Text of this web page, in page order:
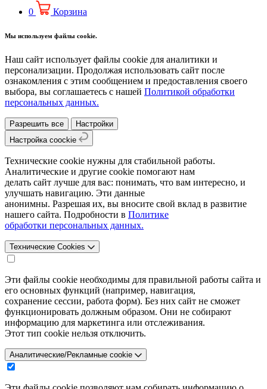
0
Корзина
Мы используем файлы cookie.
Наш сайт использует файлы cookie для аналитики и
персонализации. Продолжая использовать сайт после
ознакомления с этим сообщением и предоставления своего
выбора, вы соглашаетесь с нашей Политикой обработки
персональных данных.
Разрешить все
Настройки
Настройка coockie
Технические cookie нужны для стабильной работы.
Аналитические и другие cookie помогают нам
делать сайт лучше для вас: понимать, что вам интересно, и
улучшать навигацию. Эти данные
анонимны. Разрешая их, вы вносите свой вклад в развитие
нашего сайта. Подробности в Политике
обработки персональных данных.
Технические Cookies
Эти файлы cookie необходимы для правильной работы сайта и
его основных функций (например, навигация,
сохранение сессии, работа форм). Без них сайт не сможет
функционировать должным образом. Они не собирают
информацию для маркетинга или отслеживания.
Этот тип cookie нельзя отключить.
Аналитические/Рекламные cookie